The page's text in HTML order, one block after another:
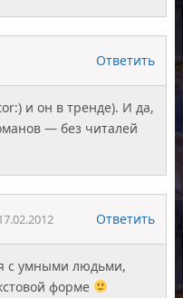
Ответить
и он в тренде). И да,
— без читалей
Ответить
с умными людьми,
форме